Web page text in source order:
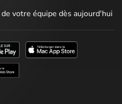
votre équipe dès aujourd'hui